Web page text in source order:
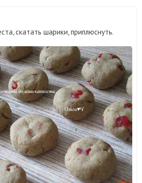
скатать шарики, приплюснуть.